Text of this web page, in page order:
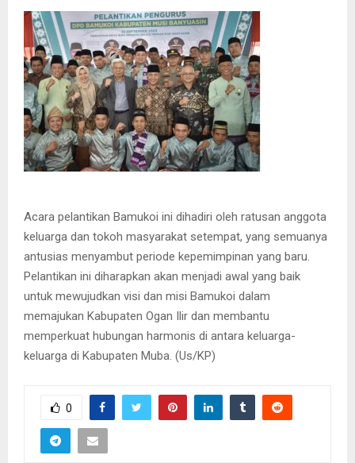
Acara pelantikan Bamukoi ini dihadiri oleh ratusan anggota
keluarga dan tokoh masyarakat setempat, yang semuanya
antusias menyambut periode kepemimpinan yang baru.
Pelantikan ini diharapkan akan menjadi awal yang baik
untuk mewujudkan visi dan misi Bamukoi dalam
memajukan Kabupaten Ogan Ilir dan membantu
memperkuat hubungan harmonis di antara keluarga-
keluarga di Kabupaten Muba. (Us/KP)
0